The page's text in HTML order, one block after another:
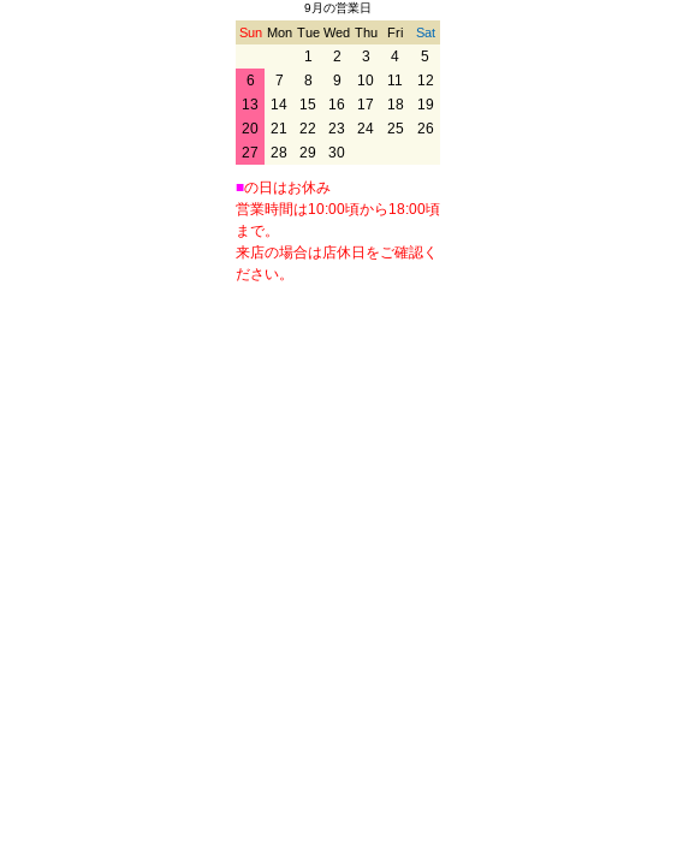
9月の営業日
Sun Mon Tue Wed Thu Fri Sat
1 2 3 4
5
6
7 8 9 10 11
12
13
14 15 16 17 18
19
20
21 22 23 24 25
26
27
28 29 30
■の日はお休み
営業時間は10:00頃から18:00頃
まで。
来店の場合は店休日をご確認く
ださい。